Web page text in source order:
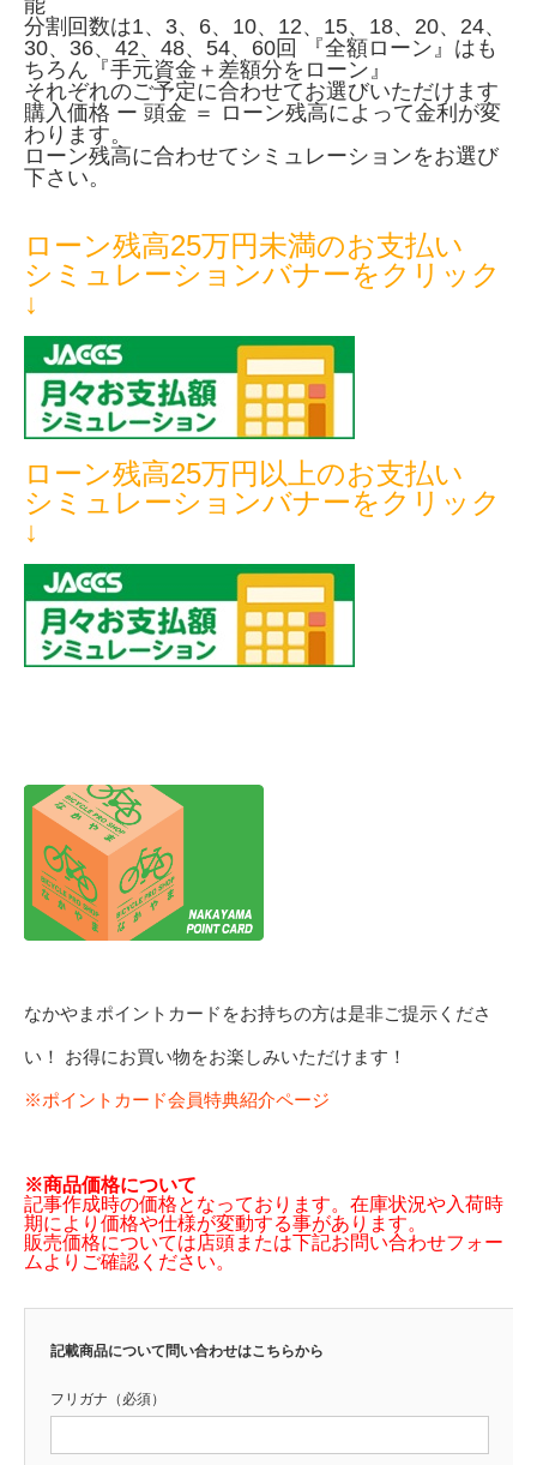
分割回数は1、3、6、10、12、15、18、20、24、
30、36、42、48、54、60回 『全額ローン』はも
ちろん『手元資金＋差額分をローン』
それぞれのご予定に合わせてお選びいただけます
購入価格 ー 頭金 ＝ ローン残高によって金利が変
わります。
ローン残高に合わせてシミュレーションをお選び
下さい。
ローン残高25万円未満のお支払い
シミュレーションバナーをクリック
↓
ローン残高25万円以上のお支払い
シミュレーションバナーをクリック
↓
なかやまポイントカードをお持ちの方は是非ご提示くださ
い！ お得にお買い物をお楽しみいただけます！
※ポイントカード会員特典紹介ページ
※商品価格について
記事作成時の価格となっております。在庫状況や入荷時
期により価格や仕様が変動する事があります。
販売価格については店頭または下記お問い合わせフォー
ムよりご確認ください。
記載商品について問い合わせはこちらから
フリガナ（必須）